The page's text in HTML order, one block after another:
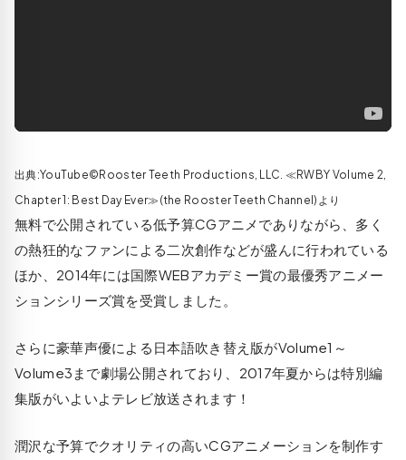
出典:YouTube©Rooster Teeth Productions, LLC. ≪RWBY Volume 2,
Chapter 1: Best Day Ever≫(the Rooster Teeth Channel)より
無料で公開されている低予算CGアニメでありながら、多く
の熱狂的なファンによる二次創作などが盛んに行われている
ほか、2014年には国際WEBアカデミー賞の最優秀アニメー
ションシリーズ賞を受賞しました。
さらに豪華声優による日本語吹き替え版がVolume1～
Volume3まで劇場公開されており、2017年夏からは特別編
集版がいよいよテレビ放送されます！
潤沢な予算でクオリティの高いCGアニメーションを制作す